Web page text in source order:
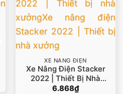
XE NÂNG ĐIỆN
Xe Nâng Điện Stacker
2022 | Thiết Bị Nhà
Xưởng
6.868₫